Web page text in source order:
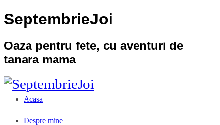
SeptembrieJoi
Oaza pentru fete, cu aventuri de
tanara mama
Acasa
Despre mine